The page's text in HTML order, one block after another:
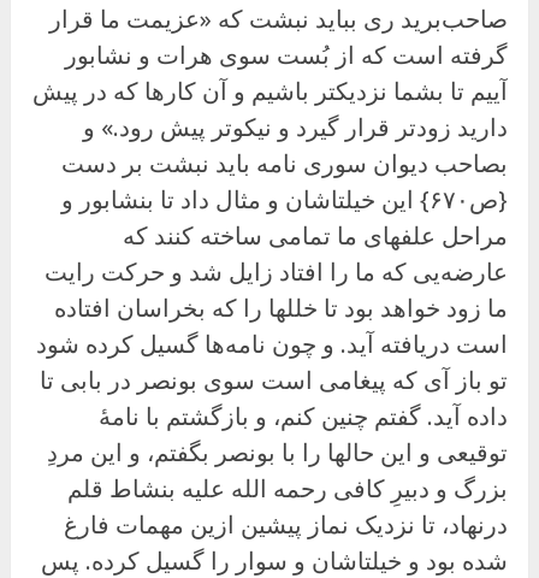
صاحب‌برید ری بباید نبشت که «عزیمت ما قرار
گرفته است که از بُست سوی هرات و نشابور
آییم تا بشما نزدیکتر باشیم و آن کارها که در پیش
دارید زودتر قرار گیرد و نیکوتر پیش رود.» و
بصاحب دیوان سوری نامه باید نبشت بر دست
{ص۶۷۰} این خیلتاشان و مثال داد تا بنشابور و
مراحل علفهای ما تمامی ساخته کنند که
عارضه‌یی که ما را افتاد زایل شد و حرکت رایت
ما زود خواهد بود تا خللها را که بخراسان افتاده
است دریافته آید. و چون نامه‌ها گسیل کرده شود
تو باز آی که پیغامی است سوى بونصر در بابی تا
داده آید. گفتم چنین کنم، و بازگشتم با نامهٔ
توقیعی و این حالها را با بونصر بگفتم، و این مردِ
بزرگ و دبیرِ کافی رحمه الله علیه بنشاط قلم
درنهاد، تا نزدیک نماز پیشین ازین مهمات فارغ
شده بود و خیلتاشان و سوار را گسیل کرده. پس